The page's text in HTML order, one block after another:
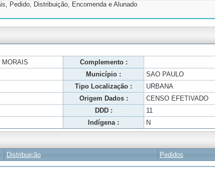
Pedido, Distribuição, Encomenda e Alunado
MORAIS Complemento :
Município : SAO PAULO
Tipo Localização : URBANA
Origem Dados : CENSO EFETIVADO
DDD : 11
Indígena : N
Distribuição Pedidos